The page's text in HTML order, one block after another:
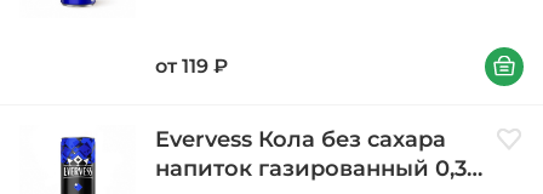
от 119 ₽ В
Evervess Кола без сахара
напиток газированный 0,33